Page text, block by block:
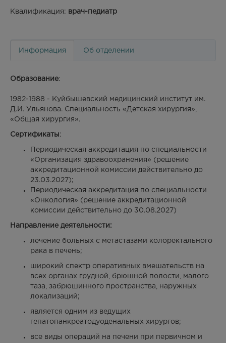
Квалификация: врач-педиатр
Информация Об отделении
Образование:
1982-1988 - Куйбышевский медицинский институт им.
Д.И. Ульянова. Специальность «Детская хирургия»,
«Общая хирургия».
Сертификаты:
Периодическая аккредитация по специальности
«Организация здравоохранения» (решение
аккредитационной комиссии действительно до
23.03.2027);
Периодическая аккредитация по специальности
«Онкология» (решение аккредитационной
комиссии действительно до 30.08.2027)
Направление деятельности:
лечение больных с метастазами колоректального
рака в печень;
широкий спектр оперативных вмешательств на
всех органах грудной, брюшной полости, малого
таза, забрюшинного пространства, наружных
локализаций;
является одним из ведущих
гепатопанкреатодуоденальных хирургов;
все виды операций на печени при первичном и